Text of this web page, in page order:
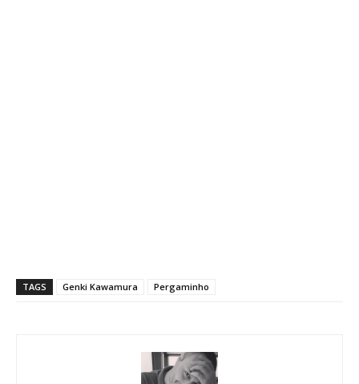
TAGS Genki Kawamura Pergaminho